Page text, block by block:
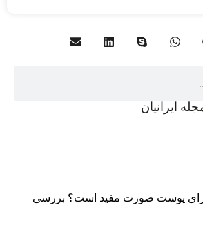
ایرانیان
برای پوست صورت مفید است؟ بررسی